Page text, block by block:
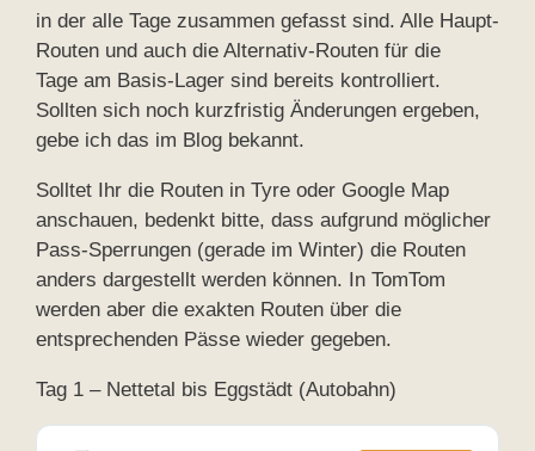
in der alle Tage zusammen gefasst sind. Alle Haupt-
Routen und auch die Alternativ-Routen für die
Tage am Basis-Lager sind bereits kontrolliert.
Sollten sich noch kurzfristig Änderungen ergeben,
gebe ich das im Blog bekannt.
Solltet Ihr die Routen in Tyre oder Google Map
anschauen, bedenkt bitte, dass aufgrund möglicher
Pass-Sperrungen (gerade im Winter) die Routen
anders dargestellt werden können. In TomTom
werden aber die exakten Routen über die
entsprechenden Pässe wieder gegeben.
Tag 1 – Nettetal bis Eggstädt (Autobahn)